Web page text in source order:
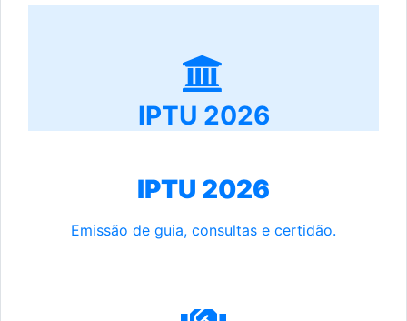
IPTU 2026
IPTU 2026
Emissão de guia, consultas e certidão.